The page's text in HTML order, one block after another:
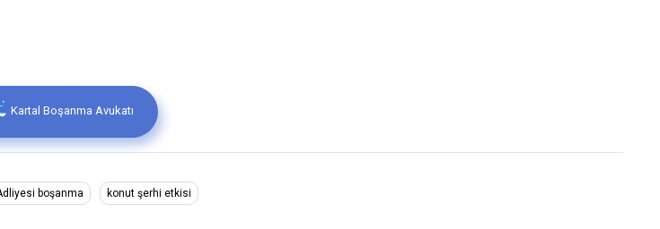
Kartal Boşanma Avukatı
boşanma konut şerhi etkisi